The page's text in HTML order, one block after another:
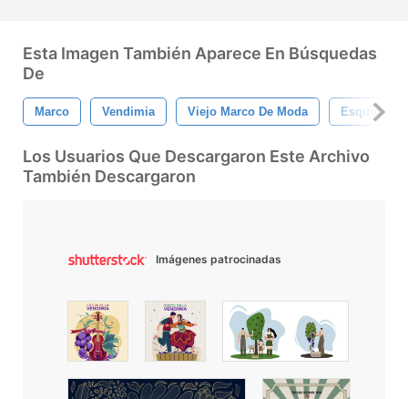
Esta Imagen También Aparece En Búsquedas
De
Marco Vendimia Viejo Marco De Moda Esquinas
Los Usuarios Que Descargaron Este Archivo
También Descargaron
Imágenes patrocinadas